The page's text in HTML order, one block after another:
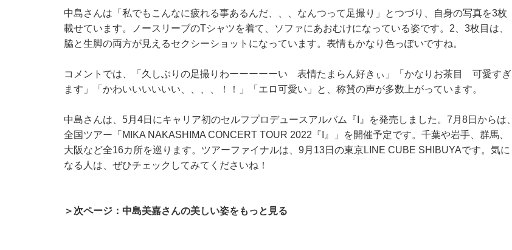
中島さんは「私でもこんなに疲れる事あるんだ、、、なんつって足撮り」とつづり、自身の写真を3枚
載せています。ノースリーブのTシャツを着て、ソファにあおむけになっている姿です。2、3枚目は、
脇と生脚の両方が見えるセクシーショットになっています。表情もかなり色っぽいですね。
コメントでは、「久しぶりの足撮りわーーーーーい 表情たまらん好きぃ」「かなりお茶目 可愛すぎ
ます」「かわいいいいいい、、、、！！」「エロ可愛い」と、称賛の声が多数上がっています。
中島さんは、5月4日にキャリア初のセルフプロデュースアルバム『I』を発売しました。7月8日からは、
全国ツアー「MIKA NAKASHIMA CONCERT TOUR 2022『I』」を開催予定です。千葉や岩手、群馬、
大阪など全16カ所を巡ります。ツアーファイナルは、9月13日の東京LINE CUBE SHIBUYAです。気に
なる人は、ぜひチェックしてみてくださいね！
＞次ページ：中島美嘉さんの美しい姿をもっと見る